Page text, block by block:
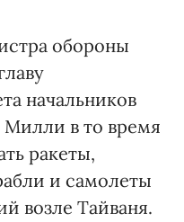
обороны
начальников
Милли в то время
ракеты,
и самолеты
возле Тайваня.